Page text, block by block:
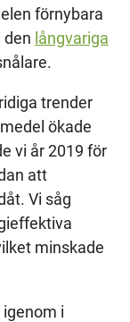
förnybara
den långvariga
trender
ökade
vi år 2019 för
att
Vi såg
minskade
i